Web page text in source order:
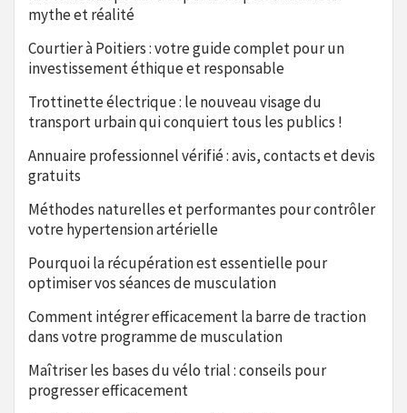
mythe et réalité
Courtier à Poitiers : votre guide complet pour un
investissement éthique et responsable
Trottinette électrique : le nouveau visage du
transport urbain qui conquiert tous les publics !
Annuaire professionnel vérifié : avis, contacts et devis
gratuits
Méthodes naturelles et performantes pour contrôler
votre hypertension artérielle
Pourquoi la récupération est essentielle pour
optimiser vos séances de musculation
Comment intégrer efficacement la barre de traction
dans votre programme de musculation
Maîtriser les bases du vélo trial : conseils pour
progresser efficacement